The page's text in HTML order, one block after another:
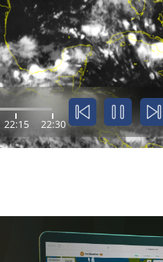
22:15 22:30